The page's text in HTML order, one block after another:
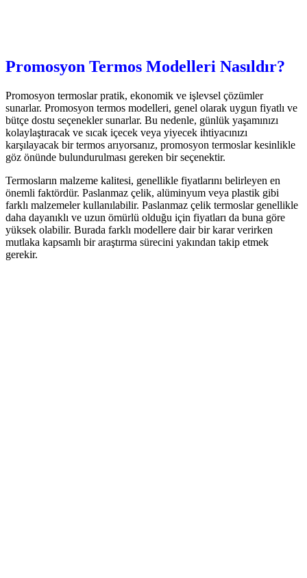
Promosyon Termos Modelleri Nasıldır?
Promosyon termoslar pratik, ekonomik ve işlevsel çözümler
sunarlar. Promosyon termos modelleri, genel olarak uygun fiyatlı ve
bütçe dostu seçenekler sunarlar. Bu nedenle, günlük yaşamınızı
kolaylaştıracak ve sıcak içecek veya yiyecek ihtiyacınızı
karşılayacak bir termos arıyorsanız, promosyon termoslar kesinlikle
göz önünde bulundurulması gereken bir seçenektir.
Termosların malzeme kalitesi, genellikle fiyatlarını belirleyen en
önemli faktördür. Paslanmaz çelik, alüminyum veya plastik gibi
farklı malzemeler kullanılabilir. Paslanmaz çelik termoslar genellikle
daha dayanıklı ve uzun ömürlü olduğu için fiyatları da buna göre
yüksek olabilir. Burada farklı modellere dair bir karar verirken
mutlaka kapsamlı bir araştırma sürecini yakından takip etmek
gerekir.